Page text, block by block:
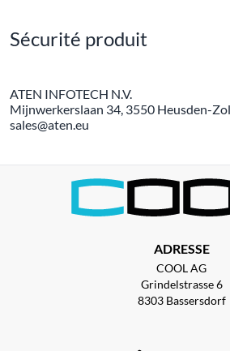
Sécurité produit
ATEN INFOTECH N.V.
Mijnwerkerslaan 34, 3550 Heusden-
sales@aten.eu
ADRESSE
COOL AG
Grindelstrasse 6
8303 Bassersdorf